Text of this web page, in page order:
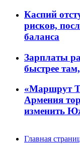
Каспий
рисков,
баланса
Зарплаты
быстрее там,
«Маршрут
Армения
изменить
Главная